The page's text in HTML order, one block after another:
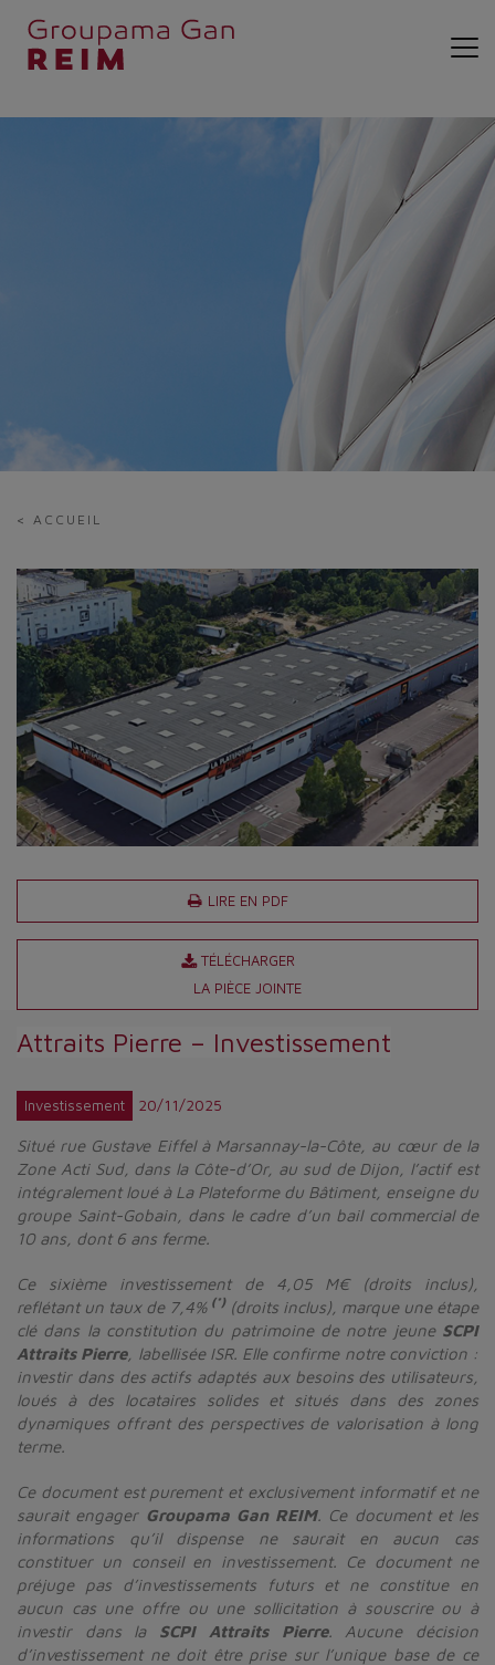
< ACCUEIL
LIRE EN PDF
TÉLÉCHARGER
LA PIÈCE JOINTE
Attraits Pierre – Investissement
Investissement 20/11/2025
Situé rue Gustave Eiffel à Marsannay-la-Côte, au cœur de la
Zone Acti Sud, dans la Côte-d’Or, au sud de Dijon, l’actif est
intégralement loué à La Plateforme du Bâtiment, enseigne du
groupe Saint-Gobain, dans le cadre d’un bail commercial de
10 ans, dont 6 ans ferme.
Ce sixième investissement de 4,05 M€ (droits inclus),
reflétant un taux de 7,4% (*)(droits inclus), marque une étape
clé dans la constitution du patrimoine de notre jeune SCPI
Attraits Pierre, labellisée ISR. Elle confirme notre conviction :
investir dans des actifs adaptés aux besoins des utilisateurs,
loués à des locataires solides et situés dans des zones
dynamiques offrant des perspectives de valorisation à long
terme.
Ce document est purement et exclusivement informatif et ne
saurait engager Groupama Gan REIM. Ce document et les
informations qu’il dispense ne saurait en aucun cas
constituer un conseil en investissement. Ce document ne
préjuge pas d’investissements futurs et ne constitue en
aucun cas une offre ou une sollicitation à souscrire ou à
investir dans la SCPI Attraits Pierre. Aucune décision
d’investissement ne doit être prise sur l’unique base de ce